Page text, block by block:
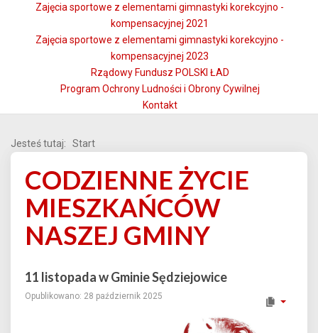
Zajęcia sportowe z elementami gimnastyki korekcyjno -
kompensacyjnej 2021
Zajęcia sportowe z elementami gimnastyki korekcyjno -
kompensacyjnej 2023
Rządowy Fundusz POLSKI ŁAD
Program Ochrony Ludności i Obrony Cywilnej
Kontakt
Jesteś tutaj: Start
CODZIENNE ŻYCIE
MIESZKAŃCÓW
NASZEJ GMINY
11 listopada w Gminie Sędziejowice
Opublikowano: 28 październik 2025